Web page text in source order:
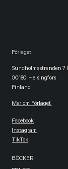
Förlaget
Sundholmsstranden 7
00180 Helsingfors
Finland
Mer om Förlaget.
Facebook
Instagram
TikTok
BÖCKER